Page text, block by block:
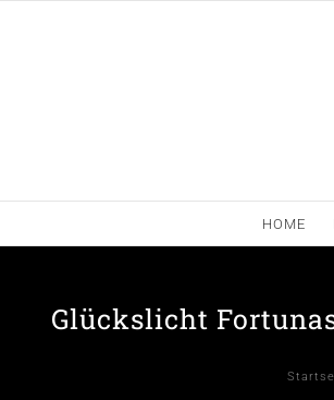
HOME
Glückslicht